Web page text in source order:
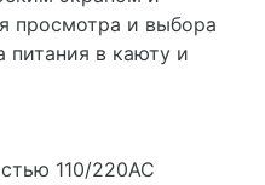
экраном и
просмотра и выбора
питания в каюту и